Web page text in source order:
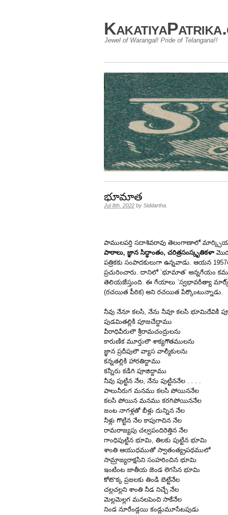
Jewel of Warangal! Pride of Telangana!!
భూమాత
Jul 8th, 2022 by Siddartha
పాములపర్తి సదాశివరావు తెలంగాణాలో మార్క్సియ
పాఠాలు, జ్ఞాన సిద్ధాంతం, చరిత్రసంస్కృతికళా
పత్రికకు సంపాదకులుగా ఉన్నవాడు. ఆయన
ప్రచురించారు. దానిలో `భూమాత’ అన్నగేయం
తెలియజేస్తుంది. ఈ గేయాలు `స్వభావరీత్యా
(రచయిత పీఠిక) అని రచయిత పేర్కొంటున్నాడు.
నీవు నేనూ కలసి, నేను నీవూ కలసి భూమిదేవికి
పుడమితల్లికి పూజచేద్దాము
వీరాధివీరులౌ శ్రీరామచంద్రులను
కారుణిక మూర్తులౌ శాక్యగౌతములను
జ్ఞాన ప్రదీపులౌ వ్యాస వాల్మీకులను
కన్నతల్లికి హారతిద్దాము
కన్నీరు కడిగి పూజిద్దాము
నీవు పుట్టిన నేల, నేను పుట్టిననేల . . . .
పాలునీరుగ మనము కలసి పోయిననేల
కలసి పోయిన మనము కరగిపోయిననేల
జంట నాగళ్లతో బీళ్లు దున్నిన నేల
నీళ్లు గొట్టిన నేల కాపుగాచిన నేల
రామరాజ్యపు చల్వపందిరెత్తిన నేల
గాంధిపుట్టిన భూమి, తిలకు పుట్టిన భూమి
శాంతి ఆయుధముతో స్వాతంత్య్రపథములో
సామ్రాజ్యరాక్షసిని సంహరించిన భూమి
ఇంటింట జాతీయ జెండ లెగసిన భూమి
కోటొక్క ప్రజలకు తిండి బెట్టేనేల
చల్లచల్లని శాంతి నీడ నిచ్చే నేల
మెల్లమెల్లగ మనలపెంచి సాకేనేల
నిండ నూరేండ్లయి కండ్లుమూసేటపుడు